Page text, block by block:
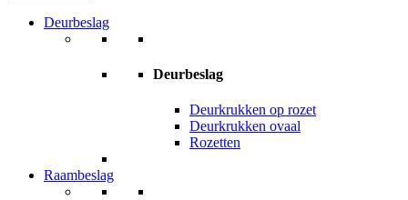
Deurbeslag
Deurbeslag
Deurkrukken op rozet
Deurkrukken ovaal
Rozetten
Raambeslag